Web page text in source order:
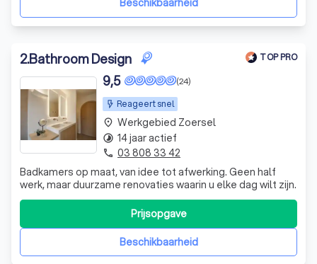
Beschikbaarheid
2.Bathroom Design TOP PRO
Reageert snel
(24)
9,5
Badkamers op maat, van idee tot afwerking. Geen half
werk, maar duurzame renovaties waarin u elke dag wilt zijn.
Beschikbaarheid
Prijsopgave
place Werkgebied Zoersel
timelapse 14 jaar actief
phone 03 808 33 42